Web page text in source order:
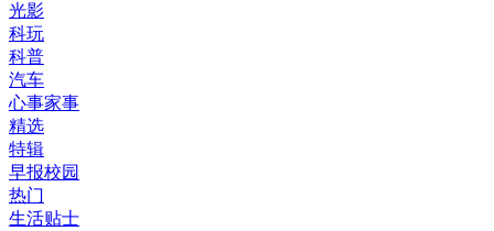
光影
科玩
科普
汽车
心事家事
精选
特辑
早报校园
热门
生活贴士